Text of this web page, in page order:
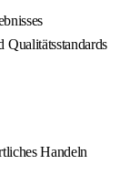
Handeln